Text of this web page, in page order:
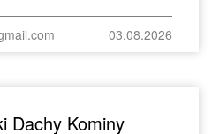
03.08.2026
Dachy Kominy